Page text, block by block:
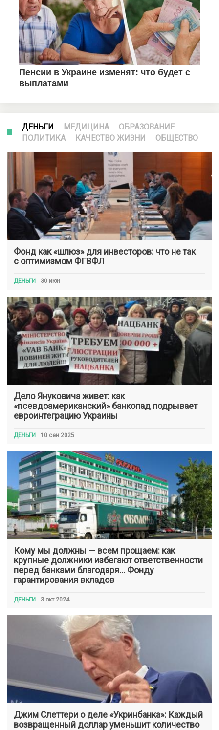
ДЕНЬГИ МЕДИЦИНА
ОБРАЗОВАНИЕ
ПОЛИТИКА
КАЧЕСТВО ЖИЗНИ ОБЩЕСТВО
Фонд как «шлюз» для инвесторов: что не так
с оптимизмом ФГВФЛ
ДЕНЬГИ 30 июн
Дело Януковича живет: как
«псевдоамериканский» банкопад подрывает
евроинтеграцию Украины
ДЕНЬГИ 10 сен 2025
Кому мы должны — всем прощаем: как
крупные должники избегают ответственности
перед банками благодаря… Фонду
гарантирования вкладов
ДЕНЬГИ 3 окт 2024
Джим Слеттери о деле «Укринбанка»: Каждый
возвращенный доллар уменьшит количество